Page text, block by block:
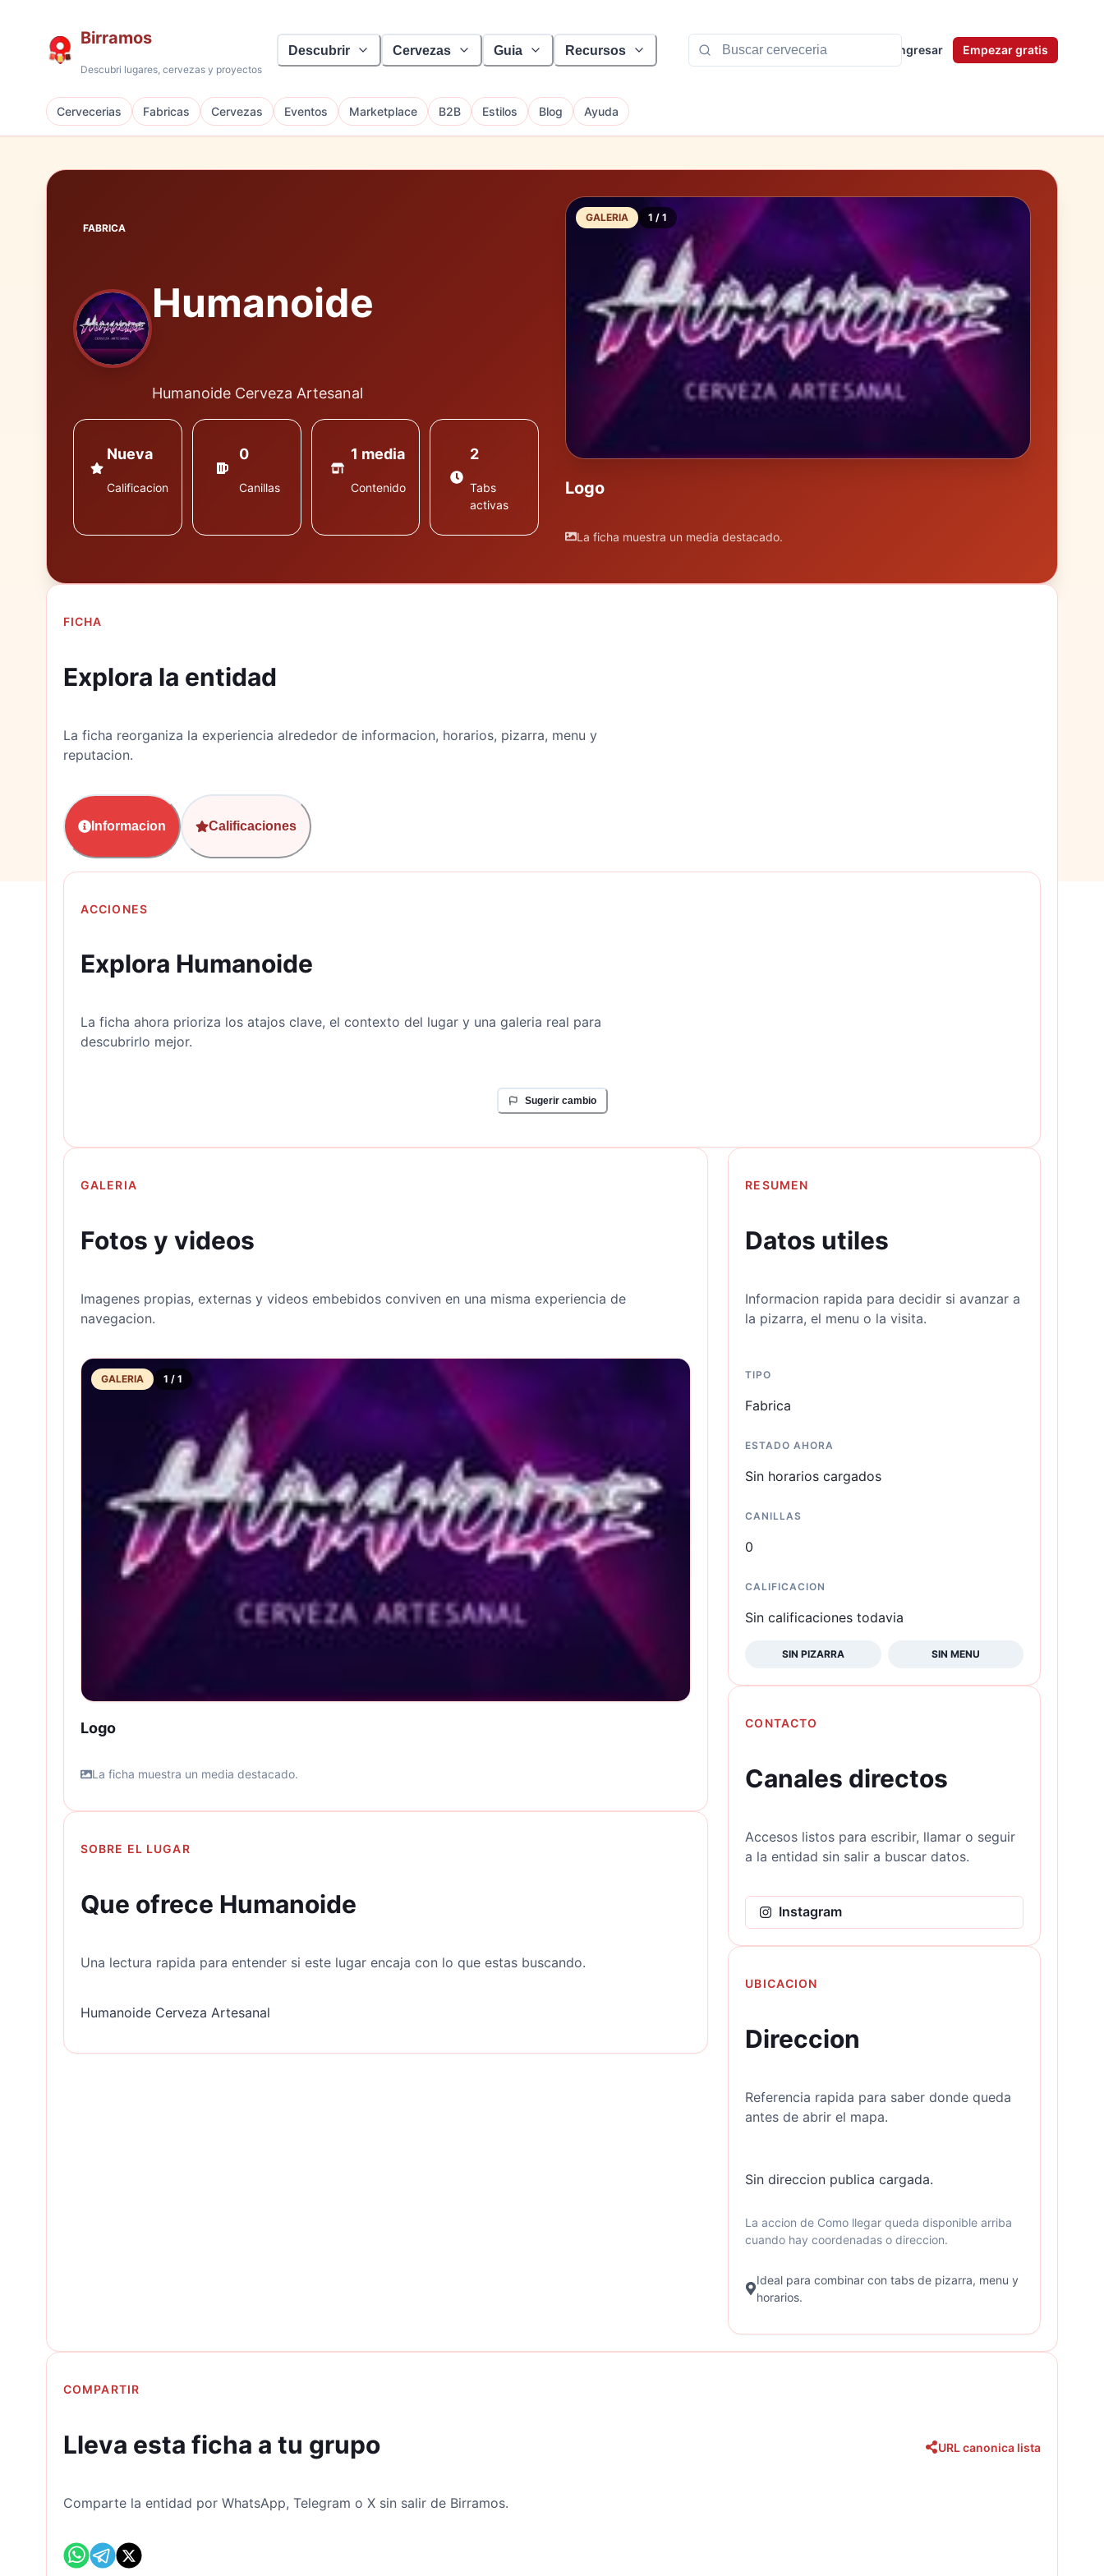
Birramos
Descubri lugares, cervezas y proyectos
Descubrir Cervezas Guia Recursos Ingresar Empezar gratis
Cervecerias Fabricas Cervezas Eventos Marketplace B2B Estilos Blog Ayuda
FABRICA
Humanoide
Humanoide Cerveza Artesanal
Nueva
Calificacion
0
Canillas
1 media
Contenido
2
Tabs
activas
GALERIA 1 / 1
Logo
La ficha muestra un media destacado.
FICHA
Explora la entidad
La ficha reorganiza la experiencia alrededor de informacion, horarios, pizarra, menu y
reputacion.
Informacion Calificaciones
ACCIONES
Explora Humanoide
La ficha ahora prioriza los atajos clave, el contexto del lugar y una galeria real para
descubrirlo mejor.
Sugerir cambio
GALERIA
Fotos y videos
Imagenes propias, externas y videos embebidos conviven en una misma experiencia de
navegacion.
GALERIA 1 / 1
Logo
La ficha muestra un media destacado.
SOBRE EL LUGAR
Que ofrece Humanoide
Una lectura rapida para entender si este lugar encaja con lo que estas buscando.
Humanoide Cerveza Artesanal
RESUMEN
Datos utiles
Informacion rapida para decidir si avanzar a
la pizarra, el menu o la visita.
TIPO
Fabrica
ESTADO AHORA
Sin horarios cargados
CANILLAS
0
CALIFICACION
Sin calificaciones todavia
SIN PIZARRA SIN MENU
CONTACTO
Canales directos
Accesos listos para escribir, llamar o seguir
a la entidad sin salir a buscar datos.
Instagram
UBICACION
Direccion
Referencia rapida para saber donde queda
antes de abrir el mapa.
Sin direccion publica cargada.
La accion de Como llegar queda disponible arriba
cuando hay coordenadas o direccion.
Ideal para combinar con tabs de pizarra, menu y
horarios.
COMPARTIR
Lleva esta ficha a tu grupo
Comparte la entidad por WhatsApp, Telegram o X sin salir de Birramos.
URL canonica lista